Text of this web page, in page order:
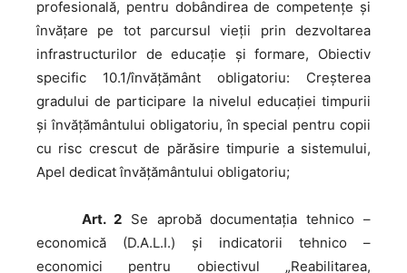
profesională, pentru dobândirea de competențe și
învățare pe tot parcursul vieții prin dezvoltarea
infrastructurilor de educație și formare, Obiectiv
specific 10.1/învăţământ obligatoriu: Creșterea
gradului de participare la nivelul educaţiei timpurii
şi învăţământului obligatoriu, în special pentru copii
cu risc crescut de părăsire timpurie a sistemului,
Apel dedicat învăţământului obligatoriu;
Art. 2Se aprobă documentaţia tehnico –
economică (D.A.L.I.) şi indicatorii tehnico –
economici pentru obiectivul „Reabilitarea,